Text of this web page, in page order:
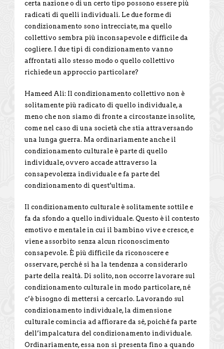
certa nazione o di un certo tipo possono essere più
radicati di quelli individuali. Le due forme di
condizionamento sono intrecciate, ma quello
collettivo sembra più inconsapevole e difficile da
cogliere. I due tipi di condizionamento vanno
affrontati allo stesso modo o quello collettivo
richiede un approccio particolare?
Hameed Ali: Il condizionamento collettivo non è
solitamente più radicato di quello individuale, a
meno che non siamo di fronte a circostanze insolite,
come nel caso di una società che stia attraversando
una lunga guerra. Ma ordinariamente anche il
condizionamento culturale è parte di quello
individuale, ovvero accade attraverso la
consapevolezza individuale e fa parte del
condizionamento di quest’ultima.
Il condizionamento culturale è solitamente sottile e
fa da sfondo a quello individuale. Questo è il contesto
emotivo e mentale in cui il bambino vive e cresce, e
viene assorbito senza alcun riconoscimento
consapevole. È più difficile da riconoscere e
osservare, perché si ha la tendenza a considerarlo
parte della realtà. Di solito, non occorre lavorare sul
condizionamento culturale in modo particolare, né
c’è bisogno di mettersi a cercarlo. Lavorando sul
condizionamento individuale, la dimensione
culturale comincia ad affiorare da sé, poiché fa parte
dell’impalcatura del condizionamento individuale.
Ordinariamente, essa non si presenta fino a quando